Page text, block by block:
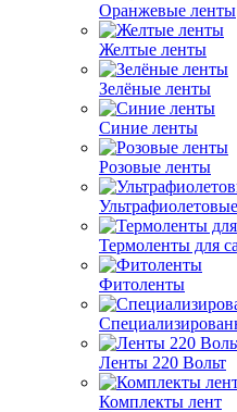
Оранжевые ленты
Желтые ленты
Зелёные ленты
Синие ленты
Розовые ленты
Термоленты для
Фитоленты
Ленты 220 Вольт
Комплекты лент